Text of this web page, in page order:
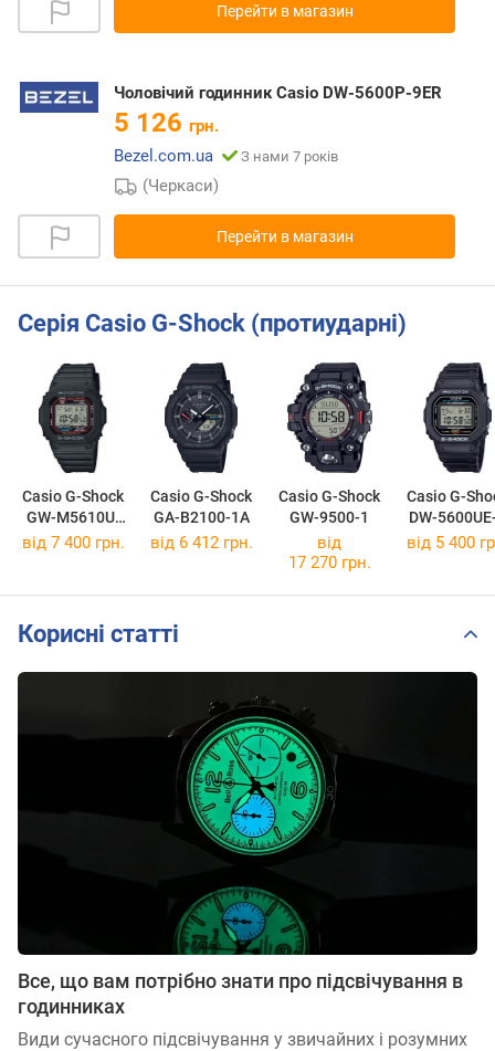
Перейти в магазин
Чоловічий годинник Casio DW-5600P-9ER
5 126 грн.
Bezel.com.ua
З нами 7 років
(Черкаси)
Перейти в магазин
Серія Casio G-Shock (протиударні)
Casio G-Shock
GW-M5610U-
1E
Casio G-Shock
GA-B2100-1A
Casio G-Shock
GW-9500-1
Casio G-
DW-
від 7 400 грн. від 6 412 грн.
від
17 270 грн.
від 5 400
Корисні статті
Все, що вам потрібно знати про підсвічування в
годинниках
Види сучасного підсвічування у звичайних і розумних